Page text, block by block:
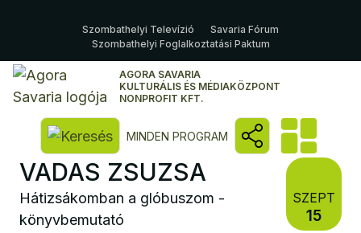
Szombathelyi Televízió
Savaria Fórum
Szombathelyi Foglalkoztatási Paktum
AGORA SAVARIA
KULTURÁLIS ÉS MÉDIAKÖZPONT
NONPROFIT KFT.
Kereső megnyitása
MINDEN PROGRAM
VADAS ZSUZSA
Hátizsákomban a glóbuszom -
könyvbemutató
SZEPT
15